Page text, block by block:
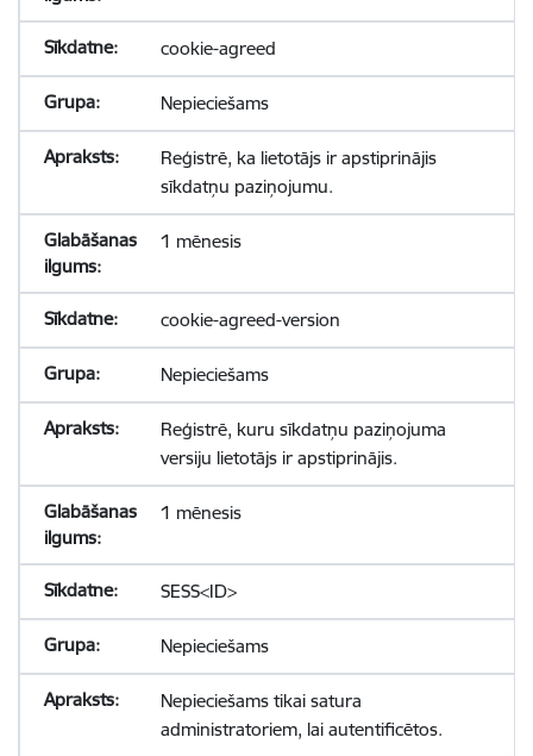
cookie-agreed
Nepieciešams
Reģistrē, ka lietotājs ir apstiprinājis
sīkdatņu paziņojumu.
1 mēnesis
cookie-agreed-version
Nepieciešams
Reģistrē, kuru sīkdatņu paziņojuma
versiju lietotājs ir apstiprinājis.
1 mēnesis
SESS<ID>
Nepieciešams
Nepieciešams tikai satura
administratoriem, lai autentificētos.